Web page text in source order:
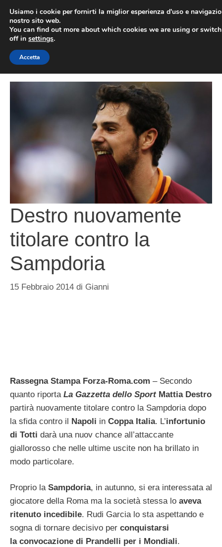
contenuto
Destro nuovamente
titolare contro la
Sampdoria
15 Febbraio 2014 di Gianni
Rassegna Stampa Forza-Roma.com – Secondo
quanto riporta La Gazzetta dello SportMattia Destro
partirà nuovamente titolare contro la Sampdoria dopo
la sfida contro il Napoli in Coppa Italia. L’infortunio
di Totti darà una nuov chance all’attaccante
giallorosso che nelle ultime uscite non ha brillato in
modo particolare.
Proprio la Sampdoria, in autunno, si era interessata al
giocatore della Roma ma la società stessa lo aveva
ritenuto incedibile. Rudi Garcia lo sta aspettando e
sogna di tornare decisivo per conquistarsi
la convocazione di Prandelli per i Mondiali.
Usiamo i cookie per fornirti la miglior esperienza d'uso e
nostro sito web.
You can find out more about which cookies we are using or
off in settings.
Accetta